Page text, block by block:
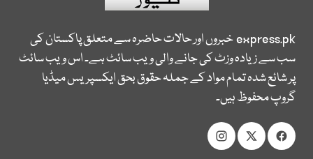
express.pkخبروں اور حالات حاضرہ سے متعلق پاکستان کی
سب سے زیادہ وزٹ کی جانے والی ویب سائٹ ہے۔ اس ویب سائٹ
پر شائع شدہ تمام مواد کے جملہ حقوق بحق ایکسپریس میڈیا
گروپ محفوظ ہیں۔